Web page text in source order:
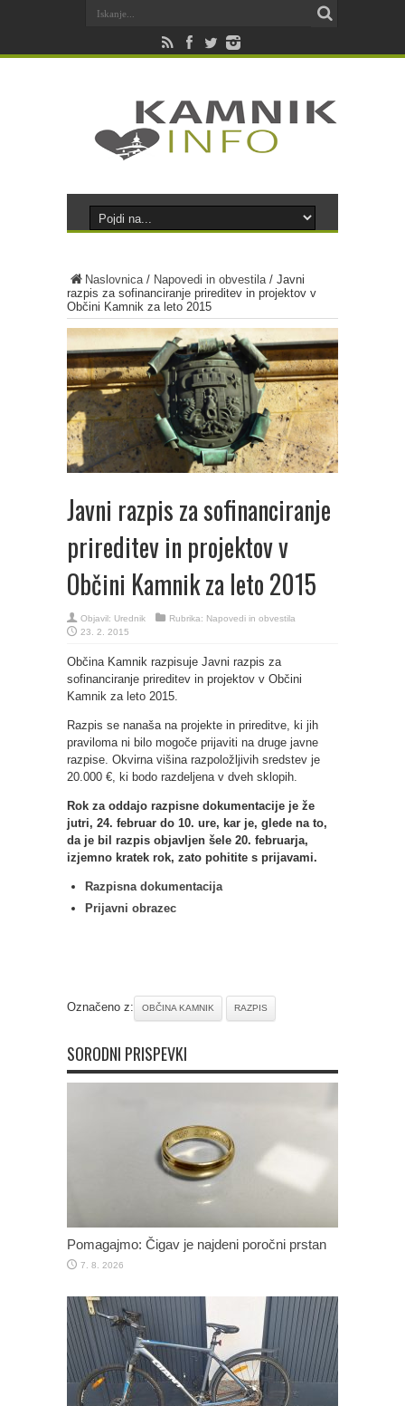
Naslovnica/ Napovedi in obvestila/ Javni
razpis za sofinanciranje prireditev in projektov v
Občini Kamnik za leto 2015
Javni razpis za sofinanciranje
prireditev in projektov v
Občini Kamnik za leto 2015
Objavil: Urednik Rubrika: Napovedi in obvestila
23. 2. 2015
Občina Kamnik razpisuje Javni razpis za
sofinanciranje prireditev in projektov v Občini
Kamnik za leto 2015.
Razpis se nanaša na projekte in prireditve, ki jih
praviloma ni bilo mogoče prijaviti na druge javne
razpise. Okvirna višina razpoložljivih sredstev je
20.000 €, ki bodo razdeljena v dveh sklopih.
Rok za oddajo razpisne dokumentacije je že
jutri, 24. februar do 10. ure, kar je, glede na to,
da je bil razpis objavljen šele 20. februarja,
izjemno kratek rok, zato pohitite s prijavami.
Razpisna dokumentacija
Prijavni obrazec
Označeno z: OBČINA KAMNIK RAZPIS
SORODNI PRISPEVKI
Pomagajmo: Čigav je najdeni poročni prstan
7. 8. 2026